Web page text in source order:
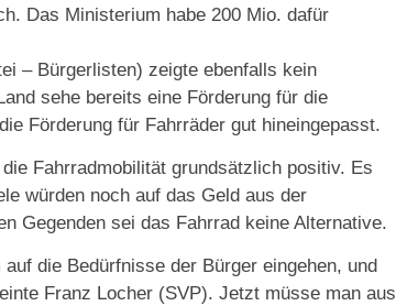
Das Ministerium habe 200 Mio. dafür
– Bürgerlisten) zeigte ebenfalls kein
sehe bereits eine Förderung für die
Förderung für Fahrräder gut hineingepasst.
Fahrradmobilität grundsätzlich positiv. Es
würden noch auf das Geld aus der
Gegenden sei das Fahrrad keine Alternative.
die Bedürfnisse der Bürger eingehen, und
Franz Locher (SVP). Jetzt müsse man aus